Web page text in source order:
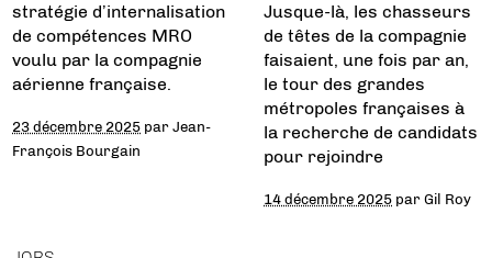
stratégie d’internalisation
de compétences MRO
voulu par la compagnie
aérienne française.
23 décembre 2025 parJean-
François Bourgain
Jusque-là, les chasseurs
de têtes de la compagnie
faisaient, une fois par an,
le tour des grandes
métropoles françaises à
la recherche de candidats
pour rejoindre
14 décembre 2025 parGil Roy